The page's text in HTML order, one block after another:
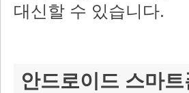
대신할 수 있습니다.
안드로이드 스마